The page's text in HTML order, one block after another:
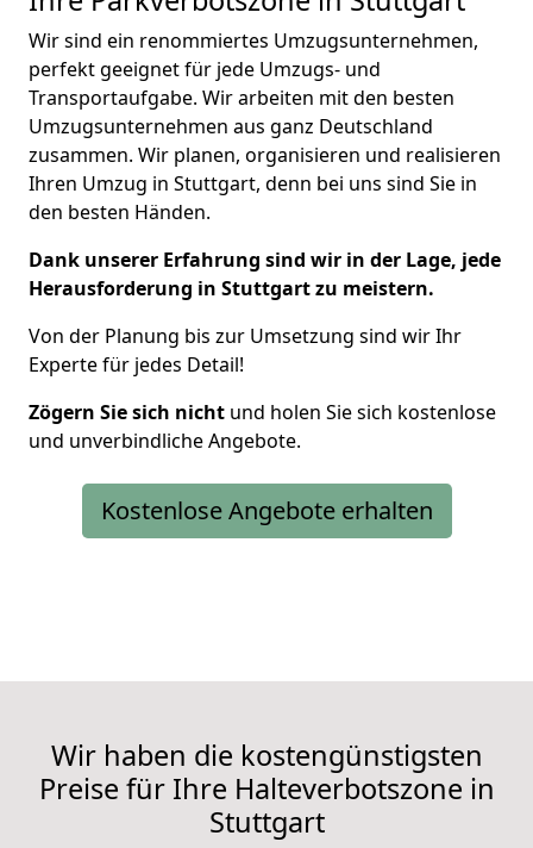
Wir sind ein renommiertes Umzugsunternehmen,
perfekt geeignet für jede Umzugs- und
Transportaufgabe. Wir arbeiten mit den besten
Umzugsunternehmen aus ganz Deutschland
zusammen. Wir planen, organisieren und realisieren
Ihren Umzug in Stuttgart, denn bei uns sind Sie in
den besten Händen.
Dank unserer Erfahrung sind wir in der Lage, jede
Herausforderung in Stuttgart zu meistern.
Von der Planung bis zur Umsetzung sind wir Ihr
Experte für jedes Detail!
Zögern Sie sich nicht und holen Sie sich kostenlose
und unverbindliche Angebote.
Kostenlose Angebote erhalten
Wir haben die kostengünstigsten
Preise für Ihre Halteverbotszone in
Stuttgart